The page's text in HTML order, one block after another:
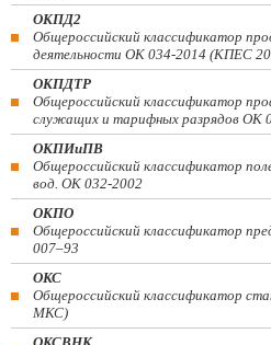
ОКПД2
Общероссийский классификатор
деятельности ОК 034-2014 (КПЕС
ОКПДТР
Общероссийский классификатор
служащих и тарифных разрядов ОК
ОКПИиПВ
Общероссийский классификатор
вод. ОК 032-2002
ОКПО
Общероссийский классификатор
007–93
ОКС
Общероссийский классификатор
МКС)